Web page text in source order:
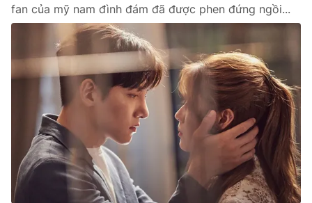
fan của mỹ nam đình đám đã được phen đứng ngồi...